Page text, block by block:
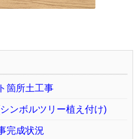
箇所土工事
ンボルツリー植え付け)
完成状況